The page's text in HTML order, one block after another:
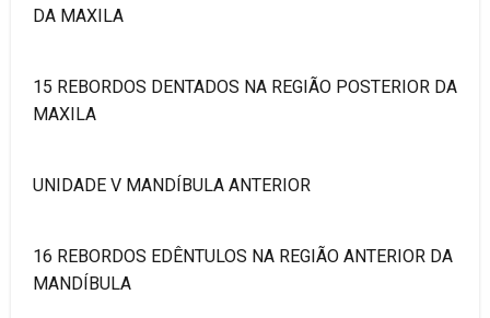
DA MAXILA
15 REBORDOS DENTADOS NA REGIÃO POSTERIOR DA
MAXILA
UNIDADE V MANDÍBULA ANTERIOR
16 REBORDOS EDÊNTULOS NA REGIÃO ANTERIOR DA
MANDÍBULA